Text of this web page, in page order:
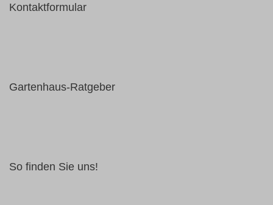
Kontaktformular
Gartenhaus-Ratgeber
So finden Sie uns!